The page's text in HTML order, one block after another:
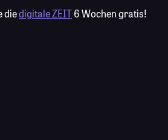
diedigitale ZEIT6 Wochen gratis!